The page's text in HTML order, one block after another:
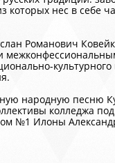
нес в себе
Романович
народную песню
колледжа
№1 Илоны